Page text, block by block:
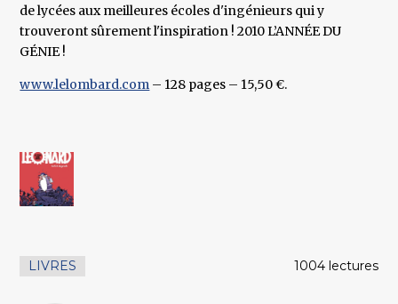
de lycées aux meilleures écoles d'ingénieurs qui y
trouveront sûrement l'inspiration ! 2010 L’ANNÉE DU
GÉNIE !
www.lelombard.com – 128 pages – 15,50 €.
LIVRES 1004 lectures